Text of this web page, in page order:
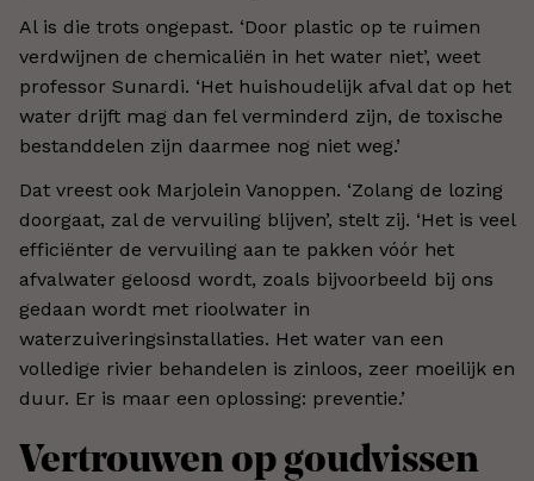
Al is die trots ongepast. ‘Door plastic op te ruimen
verdwijnen de chemicaliën in het water niet’, weet
professor Sunardi. ‘Het huishoudelijk afval dat op het
water drijft mag dan fel verminderd zijn, de toxische
bestanddelen zijn daarmee nog niet weg.’
Dat vreest ook Marjolein Vanoppen. ‘Zolang de lozing
doorgaat, zal de vervuiling blijven’, stelt zij. ‘Het is veel
efficiënter de vervuiling aan te pakken vóór het
afvalwater geloosd wordt, zoals bijvoorbeeld bij ons
gedaan wordt met rioolwater in
waterzuiveringsinstallaties. Het water van een
volledige rivier behandelen is zinloos, zeer moeilijk en
duur. Er is maar een oplossing: preventie.’
Vertrouwen op goudvissen